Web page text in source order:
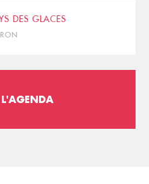
DES GLACES